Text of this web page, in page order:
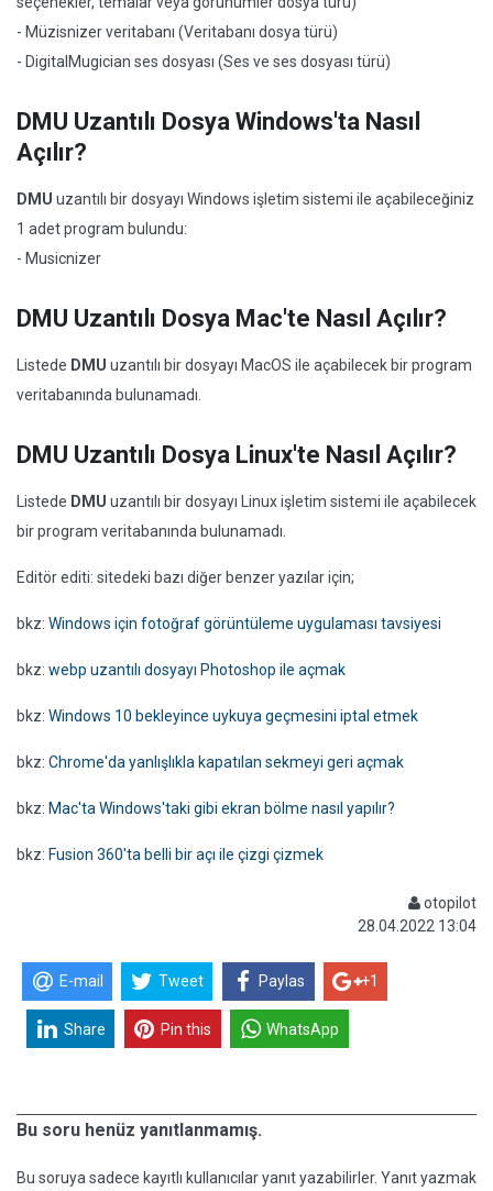
- Müzisnizer veritabanı (Veritabanı dosya türü)
- DigitalMugician ses dosyası (Ses ve ses dosyası türü)
DMU Uzantılı Dosya Windows'ta Nasıl
Açılır?
DMU uzantılı bir dosyayı Windows işletim sistemi ile açabileceğiniz
1 adet program bulundu:
- Musicnizer
DMU Uzantılı Dosya Mac'te Nasıl Açılır?
Listede DMU uzantılı bir dosyayı MacOS ile açabilecek bir program
veritabanında bulunamadı.
DMU Uzantılı Dosya Linux'te Nasıl Açılır?
Listede DMU uzantılı bir dosyayı Linux işletim sistemi ile açabilecek
bir program veritabanında bulunamadı.
Editör editi: sitedeki bazı diğer benzer yazılar için;
bkz: Windows için fotoğraf görüntüleme uygulaması tavsiyesi
bkz: webp uzantılı dosyayı Photoshop ile açmak
bkz: Windows 10 bekleyince uykuya geçmesini iptal etmek
bkz: Chrome'da yanlışlıkla kapatılan sekmeyi geri açmak
bkz: Mac'ta Windows'taki gibi ekran bölme nasıl yapılır?
bkz: Fusion 360'ta belli bir açı ile çizgi çizmek
otopilot
28.04.2022 13:04
E-mail Tweet Paylas +1
Share Pin this WhatsApp
Bu soru henüz yanıtlanmamış.
Bu soruya sadece kayıtlı kullanıcılar yanıt yazabilirler. Yanıt yazmak